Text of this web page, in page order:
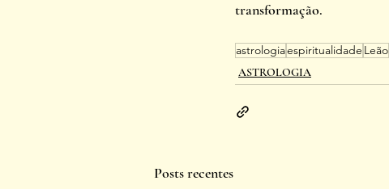
transformação.
astrologiaespiritualidade Leão
ASTROLOGIA
Posts recentes